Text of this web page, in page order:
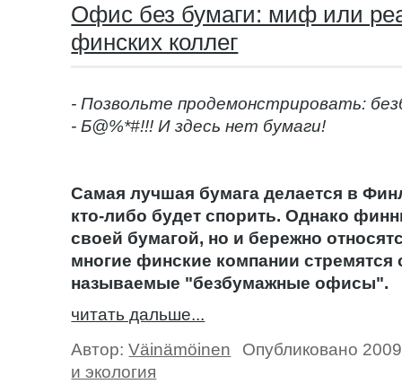
Офис без бумаги: миф или
финских коллег
- Позвольте продемонстрировать:
- Б@%*#!!! И здесь нет бумаги!
Самая лучшая бумага делается в
кто-либо будет спорить. Однако
своей бумагой, но и бережно
многие финские компании стремятся
называемые "безбумажные офисы".
читать дальше...
Автор:Väinämöinen
Опубликовано
и экология